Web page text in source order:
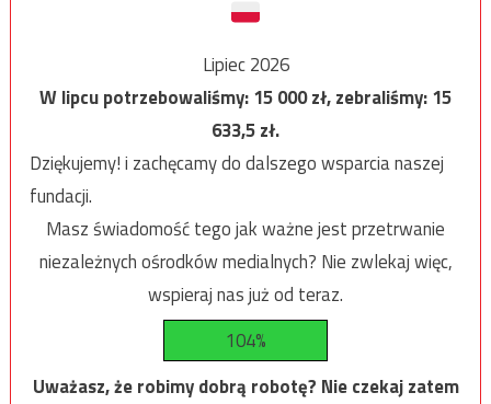
Lipiec 2026
W lipcu potrzebowaliśmy:15 000zł, zebraliśmy:15
633,5zł.
Dziękujemy! i zachęcamy do dalszego wsparcia naszej
fundacji.
Masz świadomość tego jak ważne jest przetrwanie
niezależnych ośrodków medialnych? Nie zwlekaj więc,
wspieraj nas już od teraz.
104%
Uważasz, że robimy dobrą robotę? Nie czekaj zatem